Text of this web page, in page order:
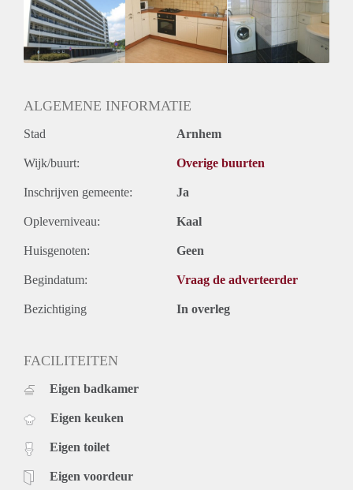
Inkomen eis
N.V.T.
Huurtermijn
Onbepaalde termijn
ALGEMENE INFORMATIE
Stad Arnhem
Wijk/buurt: Overige buurten
Inschrijven gemeente: Ja
Opleverniveau: Kaal
Huisgenoten: Geen
Begindatum: Vraag de adverteerder
Bezichtiging In overleg
FACILITEITEN
Eigen badkamer
Eigen keuken
Eigen toilet
Eigen voordeur